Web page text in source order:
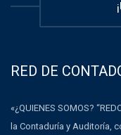
RED DE
«¿QUIENES SOMOS?
la Contaduría y Auditoría,